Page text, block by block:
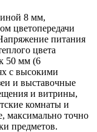
8 мм,
цветопередачи
питания
цвета
50 мм (6
с высокими
и выставочные
и витрины,
комнаты и
максимально точно
предметов.